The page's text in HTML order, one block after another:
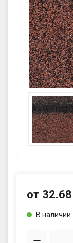
от 32.68
В наличии